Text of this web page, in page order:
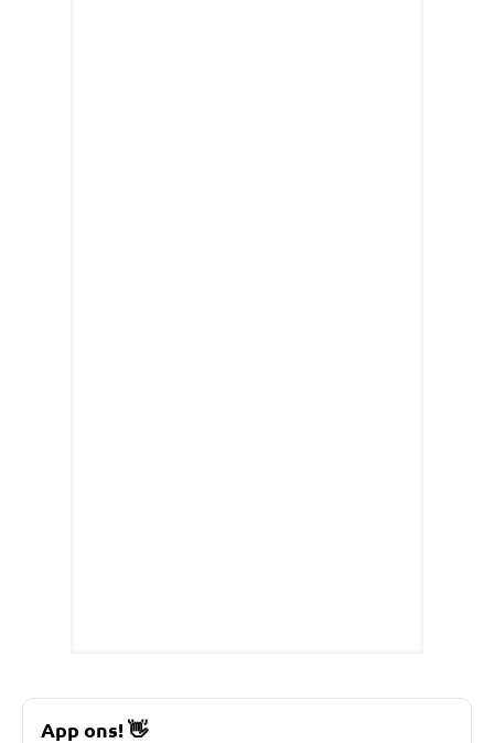
App ons!👋